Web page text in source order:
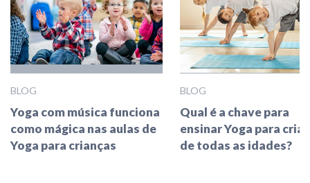
BLOG
Yoga com música funciona
como mágica nas aulas de
Yoga para crianças
BLOG
Qual é a chave para
ensinar Yoga para
de todas as idades?